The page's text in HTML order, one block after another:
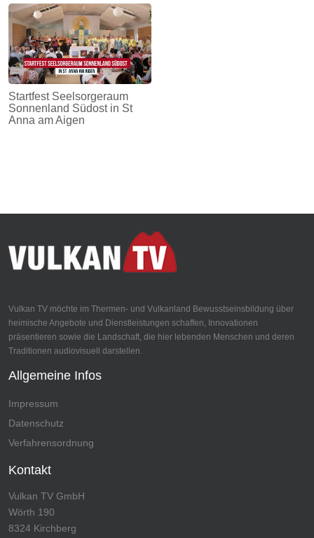
Startfest Seelsorgeraum
Sonnenland Südost in St
Anna am Aigen
Vulkan TV möchte im Thermen- und Vulkanland Bewusstseinsbildung über
heimische Angebote und Dienstleistungen schaffen, Innovationen
präsentieren sowie die Landschaft, die hier lebenden Menschen und deren
Traditionen audiovisuell darstellen.
Allgemeine Infos
Impressum
Datenschutz
Verfahrensordnung
Kontakt
Vulkan TV GmbH
Wörth 190
8324 Kirchberg